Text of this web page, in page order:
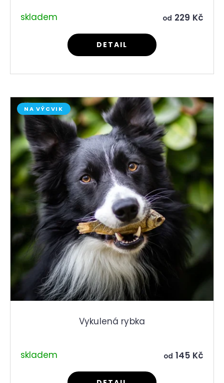
skladem od 229 Kč
DETAIL
NA VÝCVIK
Vykulená rybka
skladem od 145 Kč